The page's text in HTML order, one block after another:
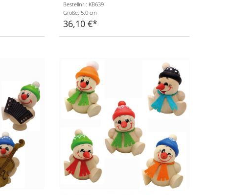
Bestellnr.: KB639
Größe: 5.0 cm
36,10 €